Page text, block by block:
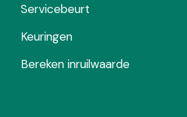
Servicebeurt
Keuringen
Bereken inruilwaarde